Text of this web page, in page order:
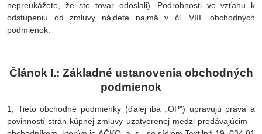
nepreukážete, že ste tovar odoslali). Podrobnosti vo vzťahu k
odstúpeniu od zmluvy nájdete najmä v čl. VIII. obchodných
podmienok.
Článok I.: Základné ustanovenia obchodných
podmienok
1, Tieto obchodné podmienky (ďalej iba „OP") upravujú práva a
povinností strán kúpnej zmluvy uzatvorenej medzi predávajúcim –